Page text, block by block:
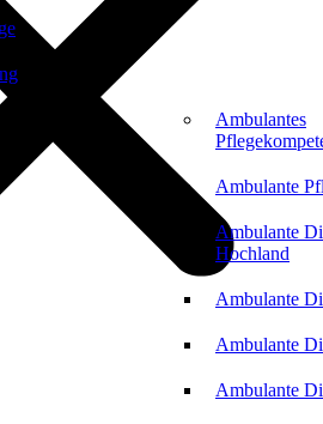
Ambulantes
Ambulante
Ambulante
Hochland
Ambulante
Ambulante
Ambulante